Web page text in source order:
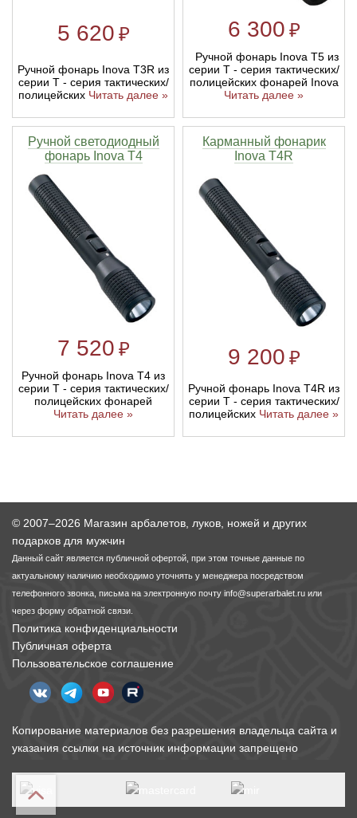
5 620 ₽
Ручной фонарь Inova T3R из
серии T - серия тактических/
полицейских Читать далее »
6 300 ₽
Ручной фонарь Inova T5 из
серии T - серия тактических/
полицейских фонарей Inova
Читать далее »
Ручной светодиодный
фонарь Inova T4
7 520 ₽
Ручной фонарь Inova T4 из
серии T - серия тактических/
полицейских фонарей
Читать далее »
Карманный фонарик
Inova T4R
9 200 ₽
Ручной фонарь Inova T4R из
серии T - серия тактических/
полицейских Читать далее »
© 2007–2026 Магазин арбалетов, луков, ножей и других
подарков для мужчин
Данный сайт является публичной офертой, при этом точные данные по
актуальному наличию необходимо уточнять у менеджера посредством
телефонного звонка, письма на электронную почту info@superarbalet.ru или
через форму обратной связи.
Политика конфиденциальности
Публичная оферта
Пользовательское соглашение
Копирование материалов без разрешения владельца сайта и
указания ссылки на источник информации запрещено